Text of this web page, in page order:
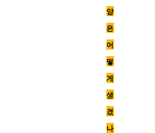
양
은
어
떻
게
생
겼
나